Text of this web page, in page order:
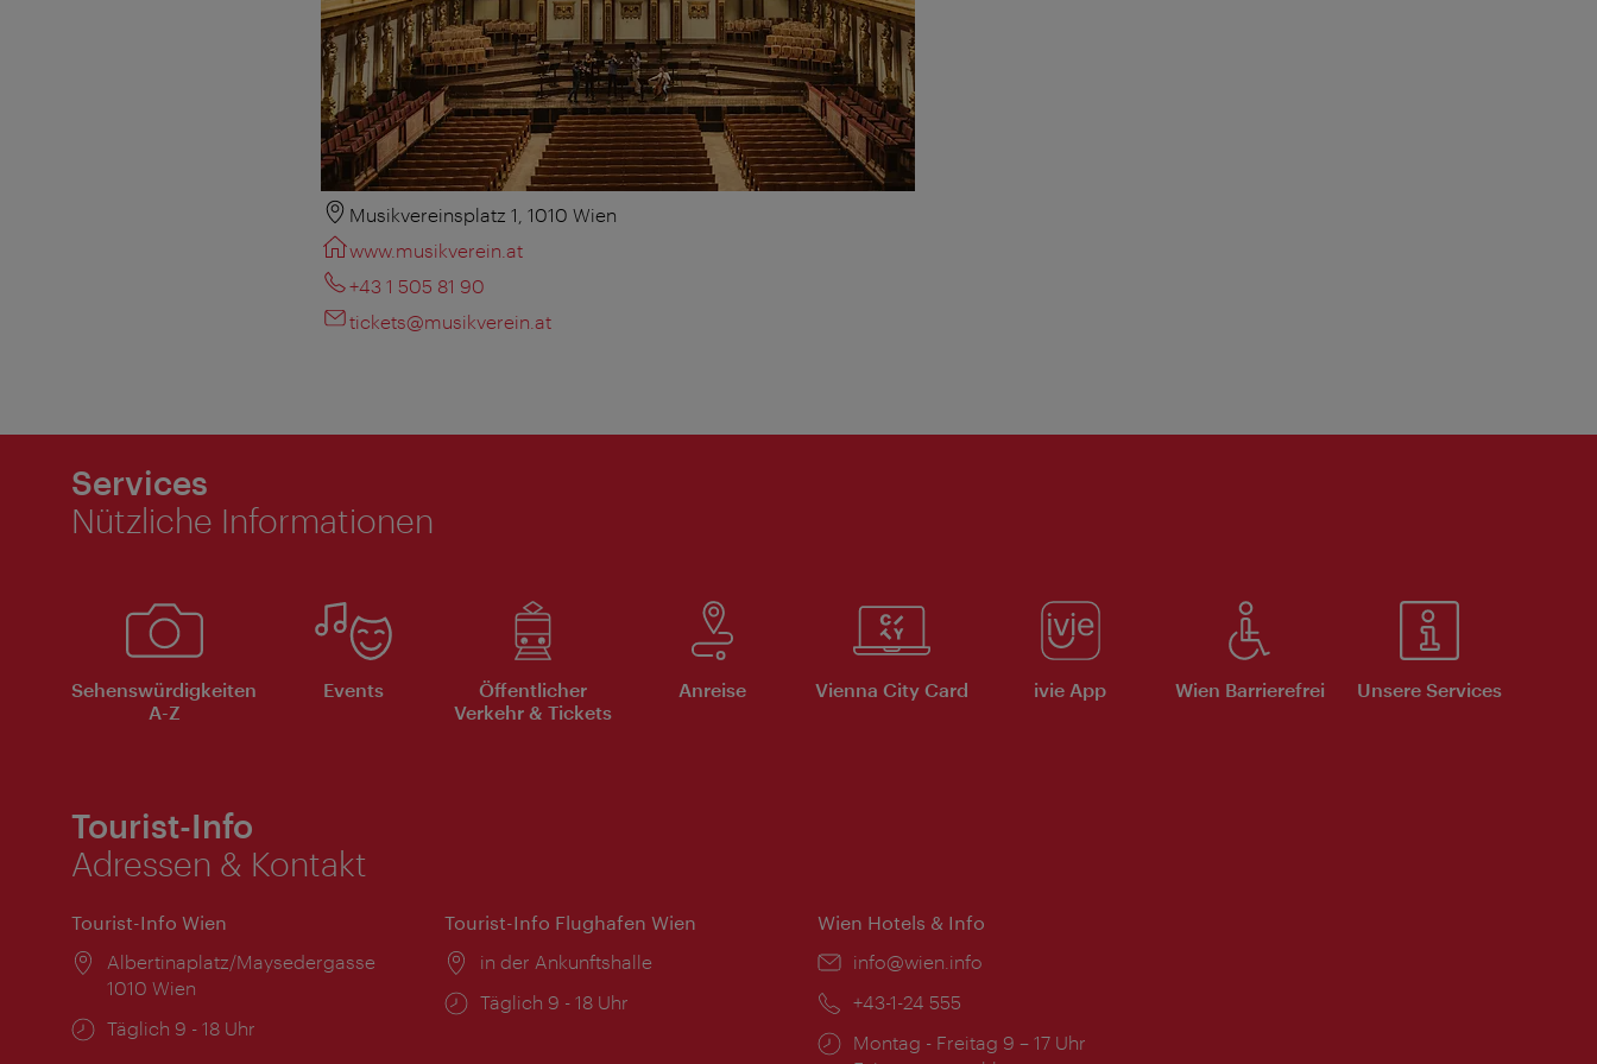
Musikvereinsplatz 1, 1010 Wien
www.musikverein.at
+43 1 505 81 90
tickets@musikverein.at
Services
Nützliche Informationen
Sehenswürdigkeiten
A-Z
Events
Öffentlicher
Verkehr & Tickets
Anreise Vienna City Card ivie App Wien Barrierefrei Unsere Services
Tourist-Info
Adressen & Kontakt
Tourist-Info Wien
Ort:
Albertinaplatz/Maysedergasse
1010 Wien
Öffnungszeiten:
Täglich 9 - 18 Uhr
Tourist-Info Flughafen Wien
Ort:
in der Ankunftshalle
Öffnungszeiten:
Täglich 9 - 18 Uhr
Wien Hotels & Info
Email:
info@wien.info
Telefon:
+43-1-24 555
Öffnungszeiten:
Montag - Freitag 9 – 17 Uhr